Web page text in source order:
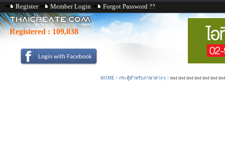
Register Member Login Forgot Password ??
Registered : 109,038
HOME > กระทู้สำหรับภาษาต่าง ๆ > test test test test test test